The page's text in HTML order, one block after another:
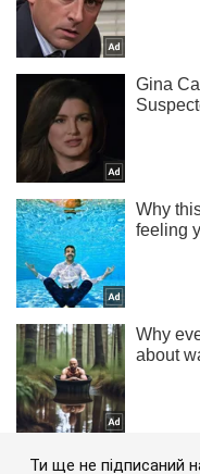
Ти ще не підписаний